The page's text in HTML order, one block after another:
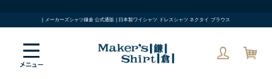
| メーカーズシャツ鎌倉 公式通販 | 日本製ワイシャツ ドレスシャツ ネクタイ ブラウス